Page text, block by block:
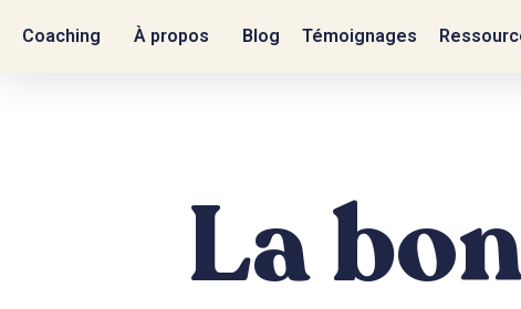
Coaching À propos Blog Témoignages
La